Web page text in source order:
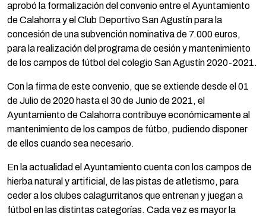
aprobó la formalización del convenio entre el Ayuntamiento
de Calahorra y el Club Deportivo San Agustín para la
concesión de una subvención nominativa de 7.000 euros,
para la realización del programa de cesión y mantenimiento
de los campos de fútbol del colegio San Agustín 2020-2021.
Con la firma de este convenio, que se extiende desde el 01
de Julio de 2020 hasta el 30 de Junio de 2021, el
Ayuntamiento de Calahorra contribuye económicamente al
mantenimiento de los campos de fútbo, pudiendo disponer
de ellos cuando sea necesario.
En la actualidad el Ayuntamiento cuenta con los campos de
hierba natural y artificial, de las pistas de atletismo, para
ceder a los clubes calagurritanos que entrenan y juegan a
fútbol en las distintas categorías. Cada vez es mayor la